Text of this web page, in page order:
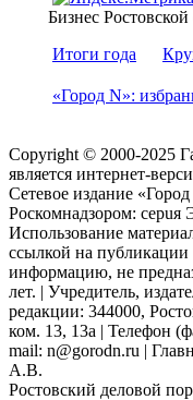
Бизнес
Итоги года
«Город N»:
Copyright © 2000-2025
является интернет-
Сетевое издание
Роскомнадзором:
Использование
ссылкой на
информацию, не
лет. | Учредитель,
редакции: 344000,
ком. 13, 13а | Телефон
mail: n@gorodn.ru |
А.В.
Ростовский деловой